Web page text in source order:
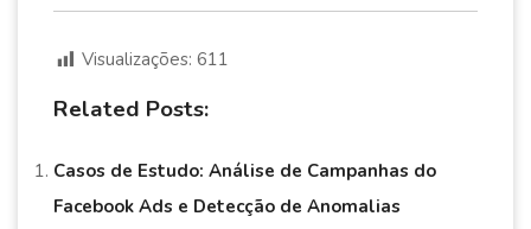
Visualizações: 611
Related Posts:
Casos de Estudo: Análise de Campanhas do
Facebook Ads e Detecção de Anomalias